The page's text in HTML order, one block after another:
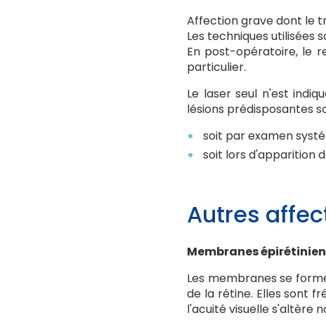
Affection grave dont le
Les techniques utilisées
En post-opératoire, le
particulier.
Le laser seul n'est
lésions prédisposantes
soit par examen
soit lors d'apparition
Autres
Membranes
Les membranes se
de la rétine. Elles sont
l'acuité visuelle s'altère